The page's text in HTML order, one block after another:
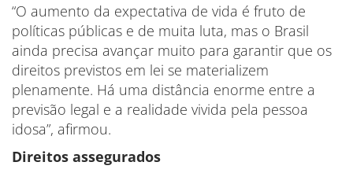
“O aumento da expectativa de vida é fruto de
políticas públicas e de muita luta, mas o Brasil
ainda precisa avançar muito para garantir que os
direitos previstos em lei se materializem
plenamente. Há uma distância enorme entre a
previsão legal e a realidade vivida pela pessoa
idosa”, afirmou.
Direitos assegurados